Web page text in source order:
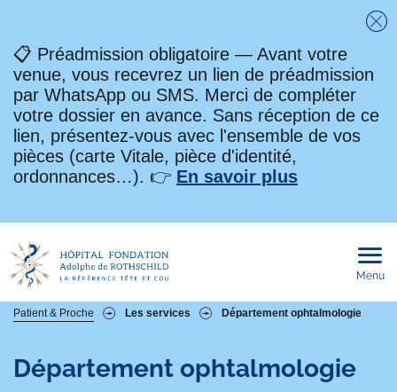
📋 Préadmission obligatoire — Avant votre
venue, vous recevrez un lien de préadmission
par WhatsApp ou SMS. Merci de compléter
votre dossier en avance. Sans réception de ce
lien, présentez-vous avec l'ensemble de vos
pièces (carte Vitale, pièce d'identité,
ordonnances…). 👉 En savoir plus
Menu
Fil
d'Ariane
Patient & Proche Les services Département ophtalmologie
Département ophtalmologie